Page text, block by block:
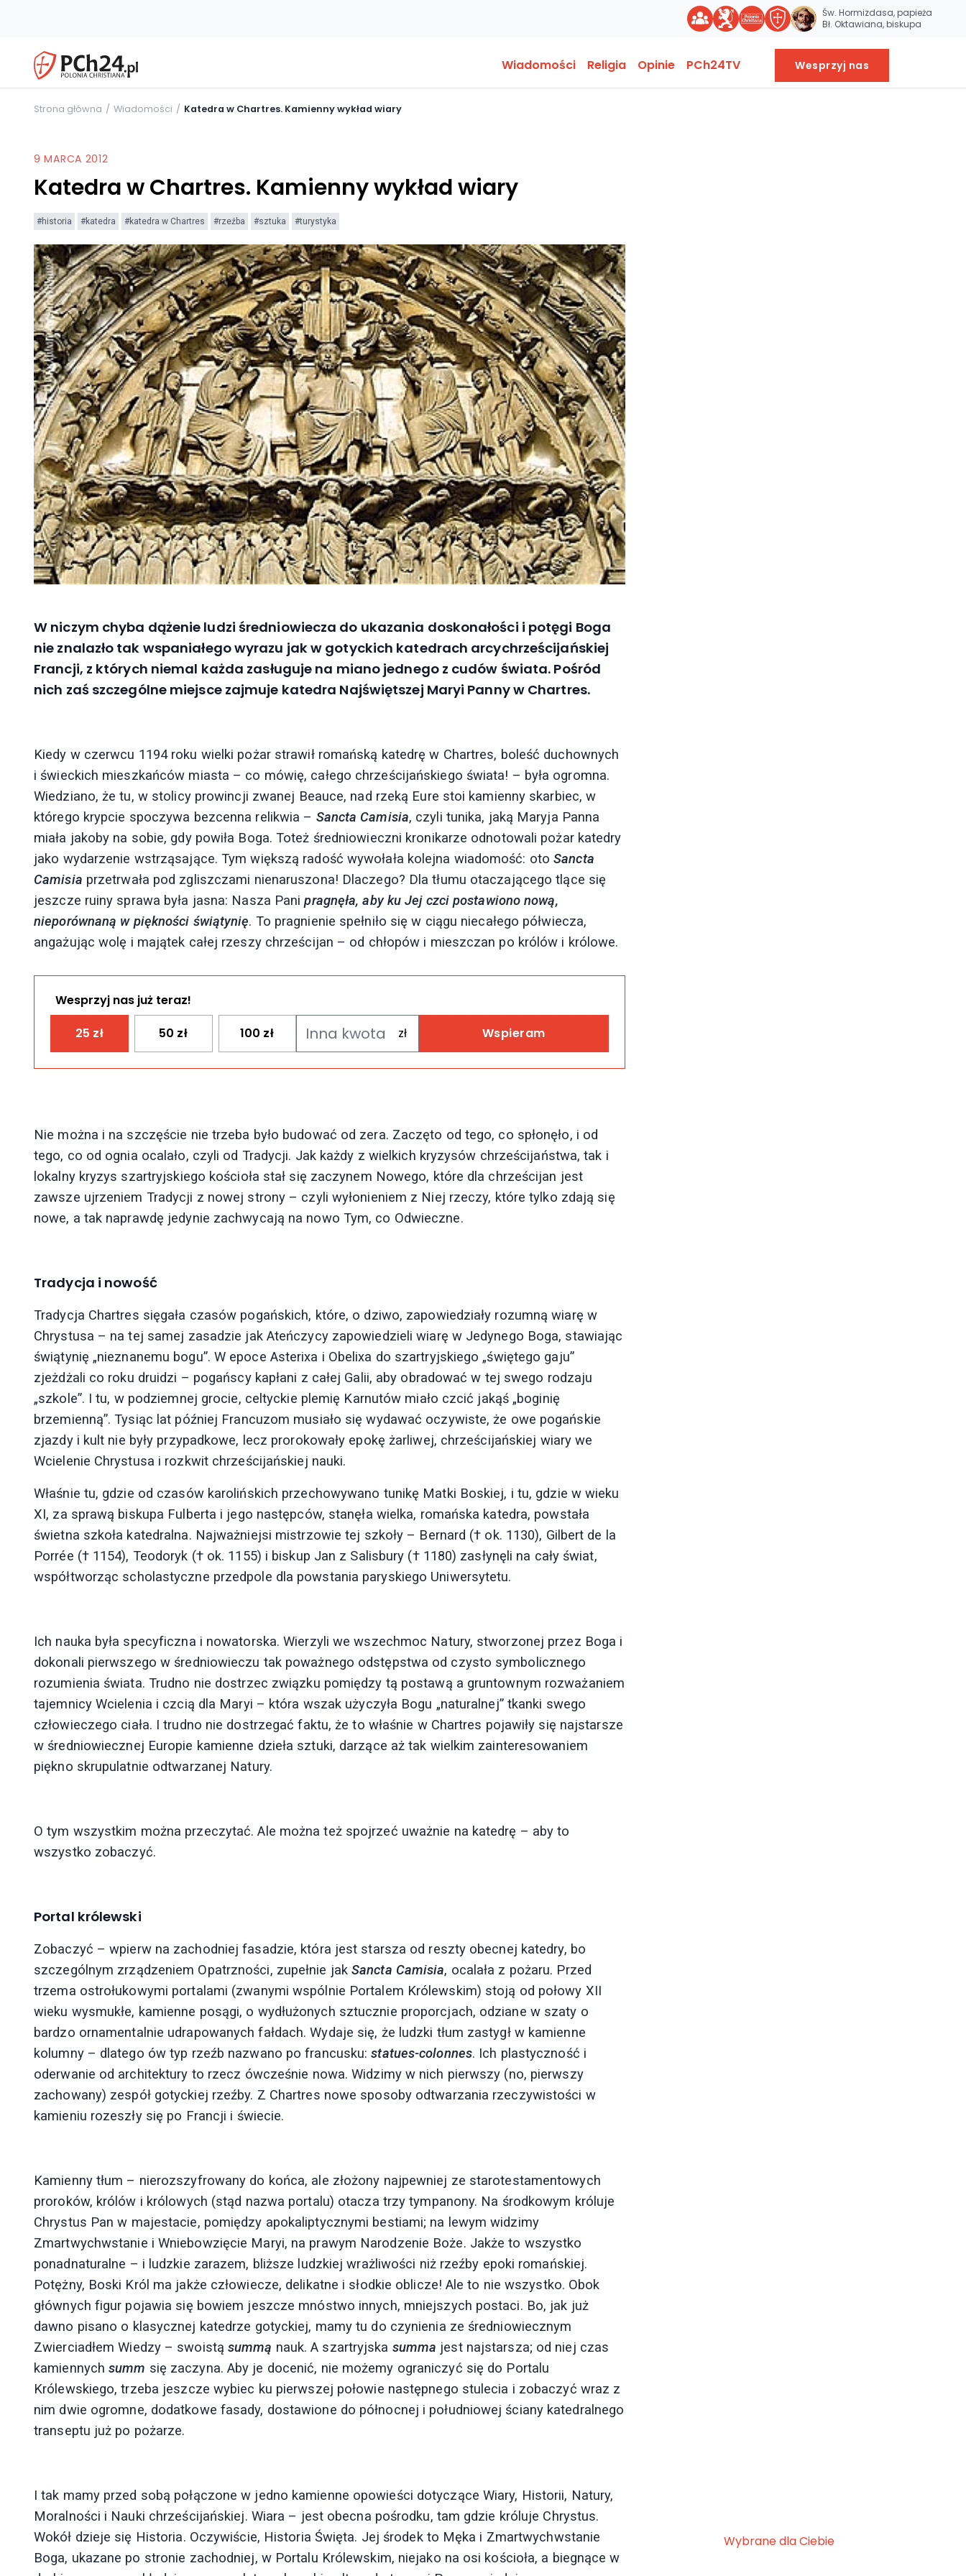
Św. Hormizdasa, papieża
Bł. Oktawiana, biskupa
Wiadomości Religia Opinie PCh24TV Wesprzyj nas
Strona główna Wiadomości Katedra w Chartres. Kamienny wykład wiary
9 MARCA 2012
Katedra w Chartres. Kamienny wykład wiary
#historia #katedra #katedra w Chartres #rzeźba #sztuka #turystyka
W niczym chyba dążenie ludzi średniowiecza do ukazania doskonałości i potęgi Boga
nie znalazło tak wspaniałego wyrazu jak w gotyckich katedrach arcychrześcijańskiej
Francji, z których niemal każda zasługuje na miano jednego z cudów świata. Pośród
nich zaś szczególne miejsce zajmuje katedra Najświętszej Maryi Panny w Chartres.
Kiedy w czerwcu 1194 roku wielki pożar strawił romańską katedrę w Chartres, boleść duchownych
i świeckich mieszkańców miasta – co mówię, całego chrześcijańskiego świata! – była ogromna.
Wiedziano, że tu, w stolicy prowincji zwanej Beauce, nad rzeką Eure stoi kamienny skarbiec, w
którego krypcie spoczywa bezcenna relikwia – Sancta Camisia, czyli tunika, jaką Maryja Panna
miała jakoby na sobie, gdy powiła Boga. Toteż średniowieczni kronikarze odnotowali pożar katedry
jako wydarzenie wstrząsające. Tym większą radość wywołała kolejna wiadomość: otoSancta
Camisia przetrwała pod zgliszczami nienaruszona! Dlaczego? Dla tłumu otaczającego tlące się
jeszcze ruiny sprawa była jasna: Nasza Pani ­pragnęła, aby ku Jej czci postawiono nową,
nieporównaną w piękności świątynię. To pragnienie spełniło się w ciągu niecałego półwiecza,
angażując wolę i majątek całej rzeszy chrześcijan – od chłopów i mieszczan po królów i królowe.
Wesprzyj nas już teraz!
25 zł 50 zł 100 zł Wspieram
Nie można i na szczęście nie trzeba było budować od zera. Zaczęto od tego, co spłonęło, i od
tego, co od ognia ocalało, czyli od Tradycji. Jak każdy z wielkich kryzysów chrześcijaństwa, tak i
lokalny kryzys szartryjskiego kościoła stał się zaczynem Nowego, które dla chrześcijan jest
zawsze ujrzeniem Tradycji z nowej strony – czyli wyłonieniem z Niej rzeczy, które tylko zdają się
nowe, a tak naprawdę jedynie zachwycają na nowo Tym, co Odwieczne.
Tradycja i nowość
Tradycja Chartres sięgała czasów pogańskich, które, o dziwo, zapowiedziały rozumną wiarę w
Chrystusa – na tej samej zasadzie jak Ateńczycy zapowiedzieli wiarę w Jedynego Boga, stawiając
świątynię „nieznanemu bogu”. W epoce Asterixa i Obelixa do szartryjskiego „świętego gaju”
zjeżdżali co roku druidzi – pogańscy kapłani z całej Galii, aby obradować w tej swego rodzaju
„szkole”. I tu, w podziemnej grocie, celtyckie plemię Karnutów miało czcić jakąś „boginię
brzemienną”. Tysiąc lat później Francuzom musiało się wydawać oczywiste, że owe pogańskie
zjazdy i kult nie były przypadkowe, lecz prorokowały epokę żarliwej, chrześcijańskiej wiary we
Wcielenie Chrystusa i rozkwit chrześcijańskiej nauki.
Właśnie tu, gdzie od czasów karolińskich przechowywano tunikę Matki Boskiej, i tu, gdzie w wieku
XI, za sprawą biskupa Fulberta i jego następców, stanęła wielka, romańska katedra, powstała
świetna szkoła katedralna. Najważniejsi mistrzowie tej szkoły – Bernard († ok. 1130), Gilbert de la
Porrée († 1154), Teodoryk († ok. 1155) i biskup Jan z Salisbury († 1180) zasłynęli na cały świat,
współtworząc scholastyczne przedpole dla powstania paryskiego Uniwersytetu.
Ich nauka była specyficzna i nowatorska. Wierzyli we wszechmoc Natury, stworzonej przez Boga i
dokonali pierwszego w średniowieczu tak poważnego odstępstwa od czysto symbolicznego
rozumienia świata. Trudno nie dostrzec związku pomiędzy tą postawą a gruntownym rozważaniem
tajemnicy Wcielenia i czcią dla Maryi – która wszak użyczyła Bogu „naturalnej” tkanki swego
człowieczego ciała. I trudno nie dostrzegać faktu, że to właśnie w Chartres pojawiły się najstarsze
w średniowiecznej Europie kamienne dzieła sztuki, darzące aż tak wielkim zainteresowaniem
piękno skrupulatnie odtwarzanej Natury.
O tym wszystkim można przeczytać. Ale można też spojrzeć uważnie na katedrę – aby to
wszystko zobaczyć.
Portal królewski
Zobaczyć – wpierw na zachodniej fasadzie, która jest starsza od reszty obecnej katedry, bo
szczególnym zrządzeniem Opatrzności, zupełnie jak Sancta Camisia, ocalała z pożaru. Przed
trzema ostrołukowymi portalami (zwanymi wspólnie Portalem Królewskim) stoją od połowy XII
wieku wysmukłe, kamienne posągi, o wydłużonych sztucznie proporcjach, odziane w szaty o
bardzo ornamentalnie udrapowanych fałdach. Wydaje się, że ludzki tłum zastygł w kamienne
kolumny – dlatego ów typ rzeźb nazwano po francusku:statues-colonnes. Ich plastyczność i
oderwanie od architektury to rzecz ówcześnie nowa. Widzimy w nich pierwszy (no, pierwszy
zachowany) zespół gotyckiej rzeźby. Z Chartres nowe sposoby odtwarzania rzeczywistości w
kamieniu rozeszły się po Francji i świecie.
Kamienny tłum – nierozszyfrowany do końca, ale złożony najpewniej ze starotestamentowych
proroków, królów i królowych (stąd nazwa portalu) otacza trzy tympanony. Na środkowym króluje
Chrystus Pan w majestacie, pomiędzy apokaliptycznymi bestiami; na lewym widzimy
Zmartwychwstanie i Wniebowzięcie Maryi, na prawym Narodzenie Boże. Jakże to wszystko
ponadnaturalne – i ludzkie zarazem, bliższe ludzkiej wrażliwości niż rzeźby epoki romańskiej.
Potężny, Boski Król ma jakże człowiecze, delikatne i słodkie oblicze! Ale to nie wszystko. Obok
głównych figur pojawia się bowiem jeszcze mnóstwo innych, mniejszych postaci. Bo, jak już
dawno pisano o klasycznej katedrze gotyckiej, mamy tu do czynienia ze średniowiecznym
Zwierciadłem Wiedzy – swoistą summą nauk. A szartryjska summa jest najstarsza; od niej czas
kamiennychsumm się zaczyna. Aby je docenić, nie możemy ograniczyć się do Portalu
Królewskiego, trzeba jeszcze wybiec ku pierwszej połowie następnego stulecia i zobaczyć wraz z
nim dwie ogromne, dodatkowe fasady, dostawione do północnej i południowej ściany katedralnego
transeptu już po pożarze.
I tak mamy przed sobą połączone w jedno kamienne opowieści dotyczące Wiary, Historii, Natury,
Moralności i Nauki chrześcijańskiej. Wiara – jest obecna pośrodku, tam gdzie króluje Chrystus.
Wokół dzieje się Historia. Oczywiście, Historia Święta. Jej środek to Męka i Zmartwychwstanie
Boga, ukazane po stronie zachodniej, w Portalu Królewskim, niejako na osi kościoła, a biegnące w
Wybrane dla Ciebie